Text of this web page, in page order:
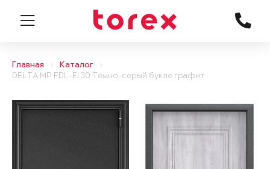
Главная
Каталог
DELTA MP FDL-EI 30 Темно-серый букле графит